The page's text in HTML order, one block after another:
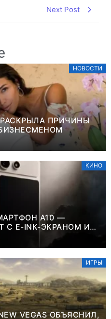
Next Post
НОВОСТИ
ПРИЧИНЫ
КИНО
A10 —
E-INK-ЭКРАНОМ И
ДЛЯ ЦВЕТНОГО
ИГРЫ
VEGAS ОБЪЯСНИЛ,